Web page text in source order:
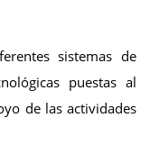
sistemas de
puestas al
de las actividades